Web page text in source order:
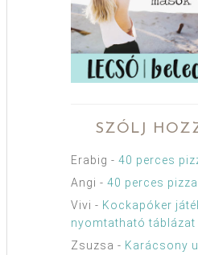
SZÓLJ
Erabig - 40 perces
Angi - 40 perces pizza
Vivi - Kockapóker
nyomtatható táblázat
Zsuzsa - Karácsony